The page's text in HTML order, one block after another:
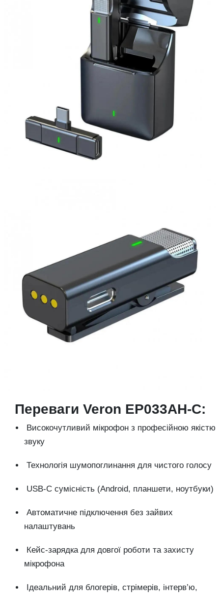
Переваги Veron EP033AH-C:
Високочутливий мікрофон з професійною якістю
звуку
Технологія шумопоглинання для чистого голосу
USB-C сумісність (Android, планшети, ноутбуки)
Автоматичне підключення без зайвих
налаштувань
Кейс-зарядка для довгої роботи та захисту
мікрофона
Ідеальний для блогерів, стрімерів, інтерв’ю,